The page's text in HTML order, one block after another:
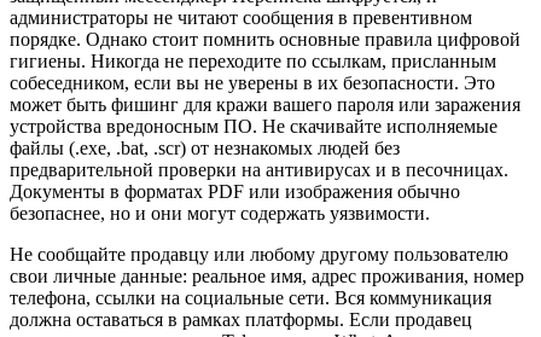
администраторы не читают сообщения в превентивном
порядке. Однако стоит помнить основные правила цифровой
гигиены. Никогда не переходите по ссылкам, присланным
собеседником, если вы не уверены в их безопасности. Это
может быть фишинг для кражи вашего пароля или заражения
устройства вредоносным ПО. Не скачивайте исполняемые
файлы (.exe, .bat, .scr) от незнакомых людей без
предварительной проверки на антивирусах и в песочницах.
Документы в форматах PDF или изображения обычно
безопаснее, но и они могут содержать уязвимости.
Не сообщайте продавцу или любому другому пользователю
свои личные данные: реальное имя, адрес проживания, номер
телефона, ссылки на социальные сети. Вся коммуникация
должна оставаться в рамках платформы. Если продавец